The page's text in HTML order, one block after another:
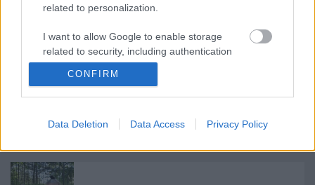
related to personalization.
I want to allow Google to enable storage
related to security, including authentication
functionality and fraud prevention, and other
user protection.
CONFIRM
Data Deletion Data Access Privacy Policy
jegyvásárlás bankkártyával >>